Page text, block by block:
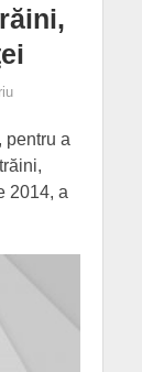
pentru a
2014, a